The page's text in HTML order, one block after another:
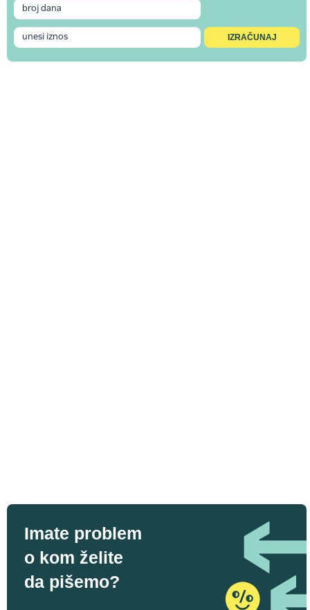
Imate problem
o kom želite
da pišemo?